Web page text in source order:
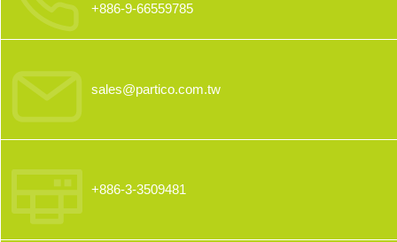
+886-9-66559785
sales@partico.com.tw
+886-3-3509481